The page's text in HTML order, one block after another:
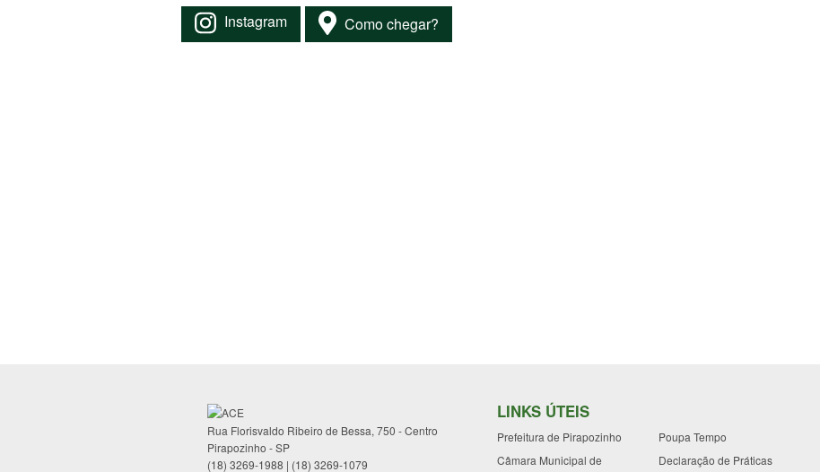
Instagram Como chegar?
Rua Florisvaldo Ribeiro de Bessa, 750 - Centro
Pirapozinho - SP
(18) 3269-1988 | (18) 3269-1079
LINKS ÚTEIS
Prefeitura de Pirapozinho
Câmara Municipal de
Poupa Tempo
Declaração de Práticas